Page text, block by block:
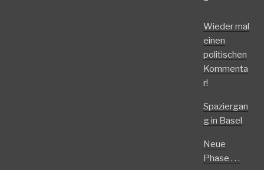
Wieder mal
einen
politischen
Kommenta
r!
Spaziergan
g in Basel
Neue
Phase . . .